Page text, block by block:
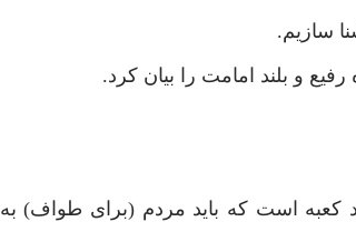
سازيم.
و بلند امامت را بيان كرد.
الكَعبَة اِذتُؤتى وَ لاتَأتى؛(1) مثل امام، مانند كعبه است كه بايد مردم (براى طواف) به